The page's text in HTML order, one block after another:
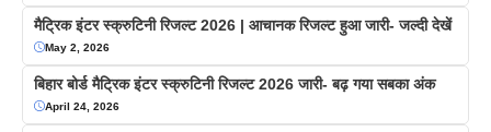
मैट्रिक इंटर स्क्रुटिनी रिजल्ट 2026 | आचानक रिजल्ट हुआ जारी- जल्दी देखें
May 2, 2026
बिहार बोर्ड मैट्रिक इंटर स्क्रुटिनी रिजल्ट 2026 जारी- बढ़ गया सबका अंक
April 24, 2026